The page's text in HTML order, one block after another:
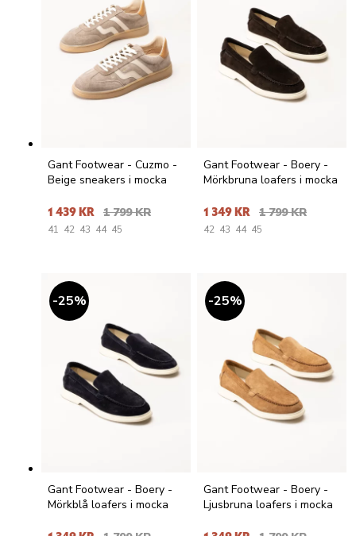
Gant Footwear - Cuzmo -
Beige sneakers i mocka
1 439 KR 1 799 KR
41 42 43 44 45
Gant Footwear - Boery -
Mörkbruna loafers i mocka
1 349 KR 1 799 KR
42 43 44 45
25%
Gant Footwear - Boery -
Mörkblå loafers i mocka
25%
Gant Footwear - Boery -
Ljusbruna loafers i mocka